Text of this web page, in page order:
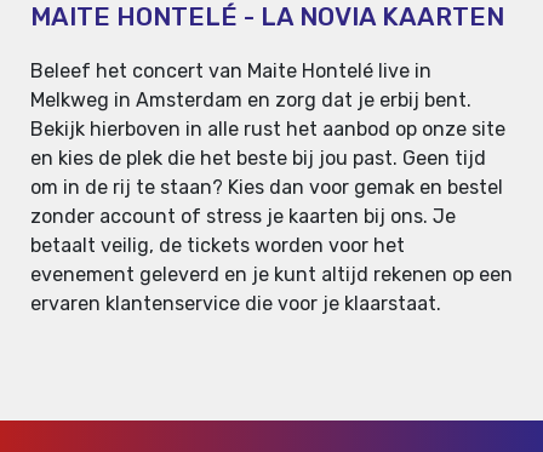
MAITE HONTELÉ - LA NOVIA KAARTEN
Beleef het concert van Maite Hontelé live in
Melkweg in Amsterdam en zorg dat je erbij bent.
Bekijk hierboven in alle rust het aanbod op onze site
en kies de plek die het beste bij jou past. Geen tijd
om in de rij te staan? Kies dan voor gemak en bestel
zonder account of stress je kaarten bij ons. Je
betaalt veilig, de tickets worden voor het
evenement geleverd en je kunt altijd rekenen op een
ervaren klantenservice die voor je klaarstaat.